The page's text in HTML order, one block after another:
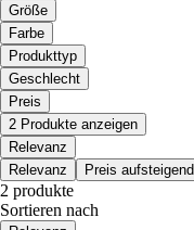
Größe
Farbe
Produkttyp
Geschlecht
Preis
2 Produkte anzeigen
Relevanz
Relevanz
Preis aufsteigend
2 produkte
Sortieren nach